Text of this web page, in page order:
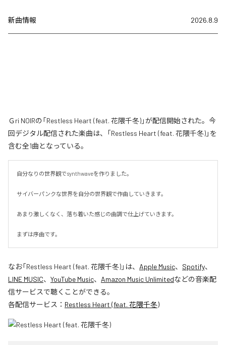
新曲情報 2026.8.9
Ｇri NOIRの「Restless Heart (feat. 花隈千冬)」が配信開始された。今
回デジタル配信された楽曲は、「Restless Heart (feat. 花隈千冬)」を
含む全1曲となっている。
自分なりの世界観でsynthwaveを作りました。
サイバーパンクな世界を自分の世界観で作曲していきます。
あまり激しくなく、落ち着いた感じの曲調で仕上げていきます。
まずは序曲です。
なお「Restless Heart (feat. 花隈千冬)」は、 Apple Music、 Spotify、
LINE MUSIC、 YouTube Music、 Amazon Music Unlimitedなどの音楽配
信サービスで聴くことができる。
各配信サービス： Restless Heart (feat. 花隈千冬)